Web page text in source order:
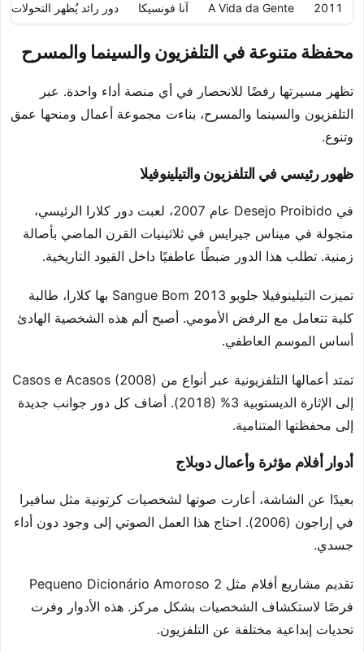
2011
A Vida da Gente آنا فونسيكا دور رائد يُظهر التحولات
محفظة متنوعة في التلفزيون والسينما والمسرح
تظهر مسيرتها رفضًا للانحصار في أي منصة أداء واحدة. عبر
التلفزيون والسينما والمسرح، بناءت مجموعة أعمال ومنحها عمق
وتنوع.
ظهور رئيسي في التلفزيون والتيلينوفيلا
في Desejo Proibido عام 2007، لعبت دور كلارا الرئيسي،
متجولة في ميناس جيرايس في ثلاثينيات القرن الماضي بأصالة
زمنية. تطلب هذا الدور ضبطًا عاطفيًا داخل القيود التاريخية.
تميزت التيلينوفيلا جلوبو 2013 Sangue Bom بها كلارا، طالبة
كلية تتعامل مع الرفض الأمومي. أصبح ألم هذه الشخصية الهادئ
أساس الموسم العاطفي.
تمتد أعمالها التلفزيونية عبر أنواع من Casos e Acasos (2008)
إلى الإثارة الديستوبية 3% (2018). أضاف كل دور جوانب جديدة
إلى محفظتها المتنامية.
أدوار أفلام مؤثرة وأعمال دوبلاج
بعيدًا عن الشاشة، أعارت صوتها لشخصيات كرتونية مثل سافيرا
في إراجون (2006). احتاج هذا العمل الصوتي إلى وجود دون أداء
جسدي.
تقديم مشاريع أفلام مثل Pequeno Dicionário Amoroso 2
فرصًا لاستكشاف الشخصيات بشكل مركز. هذه الأدوار وفرت
تحديات إبداعية مختلفة عن التلفزيون.